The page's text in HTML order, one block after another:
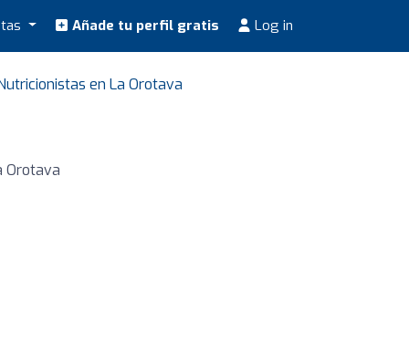
Añade tu perfil gratis Log in
en La Orotava
Orotava